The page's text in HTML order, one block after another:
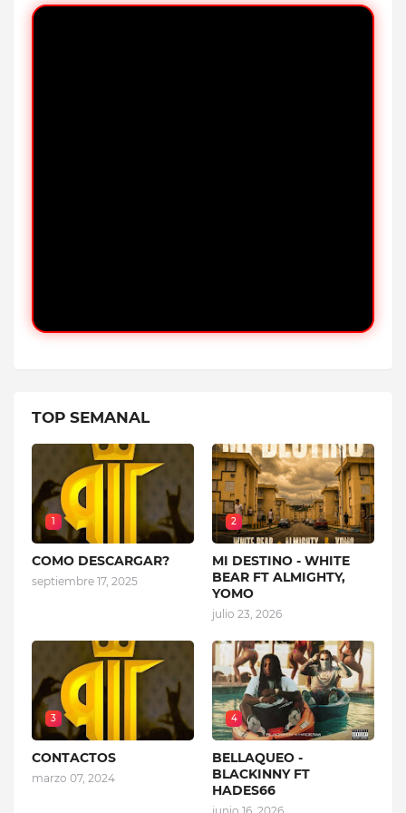
TOP SEMANAL
1
COMO DESCARGAR?
septiembre 17, 2025
2
MI DESTINO - WHITE
BEAR FT ALMIGHTY,
YOMO
julio 23, 2026
3
CONTACTOS
marzo 07, 2024
4
BELLAQUEO -
BLACKINNY FT
HADES66